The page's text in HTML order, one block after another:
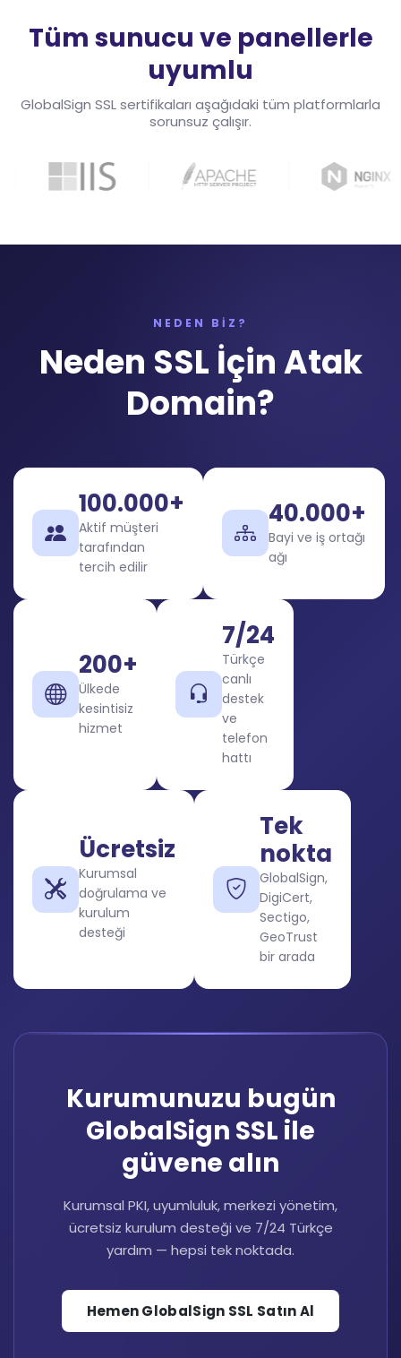
Tüm sunucu ve panellerle
uyumlu
GlobalSign SSL sertifikaları aşağıdaki tüm platformlarla
sorunsuz çalışır.
NEDEN BİZ?
Neden SSL İçin Atak
Domain?
100.000+
Aktif müşteri
tarafından
tercih edilir
40.000+
Bayi ve iş ortağı
ağı
200+
Ülkede
kesintisiz
hizmet
7/24
Türkçe
canlı
destek
ve
telefon
hattı
Ücretsiz
Kurumsal
doğrulama ve
kurulum
desteği
Tek
nokta
GlobalSign,
DigiCert,
Sectigo,
GeoTrust
bir arada
Kurumunuzu bugün
GlobalSign SSL ile
güvene alın
Kurumsal PKI, uyumluluk, merkezi yönetim,
ücretsiz kurulum desteği ve 7/24 Türkçe
yardım — hepsi tek noktada.
Hemen GlobalSign SSL Satın Al